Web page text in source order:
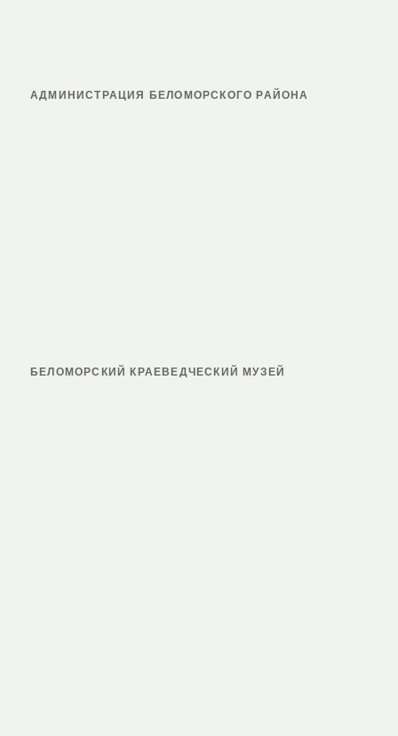
АДМИНИСТРАЦИЯ БЕЛОМОРСКОГО РАЙОНА
БЕЛОМОРСКИЙ КРАЕВЕДЧЕСКИЙ МУЗЕЙ